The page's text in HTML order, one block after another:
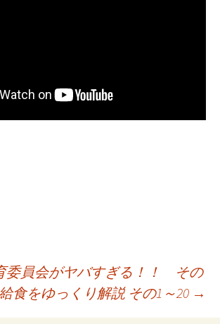
委員会がヤバすぎる！！ その
食をゆっくり解説 その1～20 →